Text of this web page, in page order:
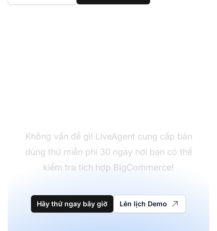
Không vấn đề gì! LiveAgent cung cấp bản
dùng thử miễn phí 30 ngày nơi bạn có thể
kiểm tra tích hợp BigCommerce!
Hãy thử ngay bây giờ Lên lịch Demo